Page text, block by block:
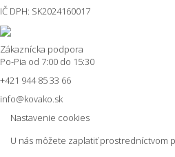
IČ DPH: SK2024160017
Zákaznícka podpora
Po-Pia od 7:00 do 15:30
+421 944 85 33 66
info@kovako.sk
Nastavenie cookies
U nás môžete zaplatiť prostredníctvom